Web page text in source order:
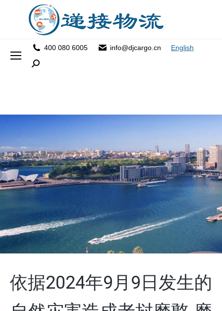
400 080 6005 info@djcargo.cn English
Search:
依据2024年9月9日发生的